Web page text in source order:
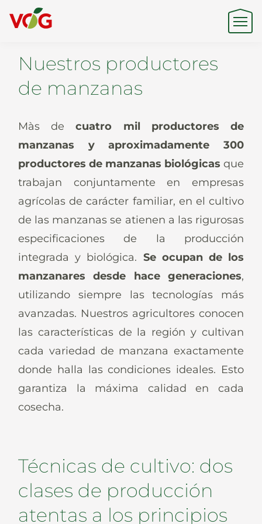
Origen
Experiencia
Sostenibilidad
Productos y Marcas
Noticias
Es De It En
Nuestros productores
de manzanas
Màs decuatro mil productores de
manzanas y aproximadamente 300
productores de manzanas biológicas que
trabajan conjuntamente en empresas
agrícolas de carácter familiar, en el cultivo
de las manzanas se atienen a las rigurosas
especificaciones de la producción
integrada y biológica. Se ocupan de los
manzanares desde hace generaciones,
utilizando siempre las tecnologías más
avanzadas. Nuestros agricultores conocen
las características de la región y cultivan
cada variedad de manzana exactamente
donde halla las condiciones ideales. Esto
garantiza la máxima calidad en cada
cosecha.
Técnicas de cultivo: dos
clases de producción
atentas a los principios